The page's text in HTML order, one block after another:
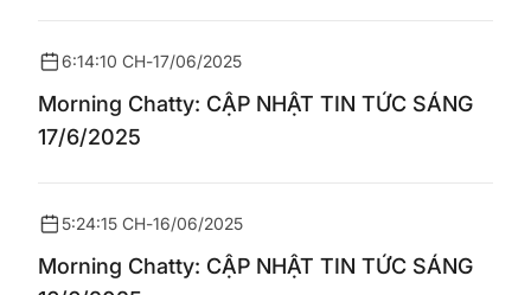
6:14:10 CH-17/06/2025
Morning Chatty: CẬP NHẬT TIN TỨC SÁNG
17/6/2025
5:24:15 CH-16/06/2025
Morning Chatty: CẬP NHẬT TIN TỨC SÁNG